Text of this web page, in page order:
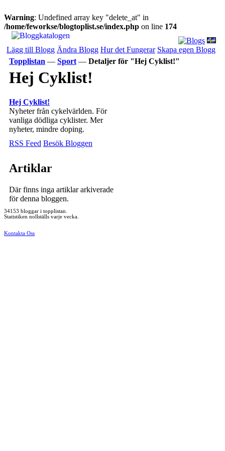
Warning: Undefined array key "delete_at" in
/home/feworkse/blogtoplist.se/index.php on line 174
Lägg till Blogg Ändra Blogg Hur det Fungerar Skapa egen Blogg
Topplistan — Sport — Detaljer för "Hej Cyklist!"
Hej Cyklist!
Hej Cyklist!
Nyheter från cykelvärlden. För
vanliga dödliga cyklister. Mer
nyheter, mindre doping.
RSS Feed Besök Bloggen
Artiklar
Där finns inga artiklar arkiverade
för denna bloggen.
34153 bloggar i topplistan.
Statistiken nollställs varje vecka.
Kontakta Oss